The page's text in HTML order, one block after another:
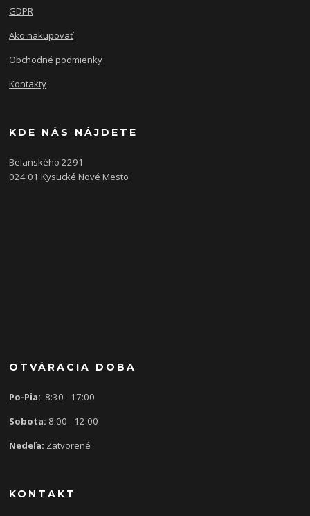
GDPR
Ako nakupovať
Obchodné podmienky
Kontakty
KDE NÁS NÁJDETE
Belanského 2291
024 01 Kysucké Nové Mesto
OTVÁRACIA DOBA
Po-Pia: 8:30 - 17:00
Sobota: 8:00 - 12:00
Nedeľa: Zatvorené
KONTAKT